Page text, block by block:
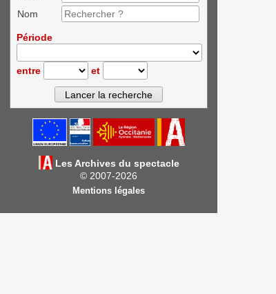
Nom
Période
entre et
Les Archives du spectacle
© 2007-2026
Mentions légales